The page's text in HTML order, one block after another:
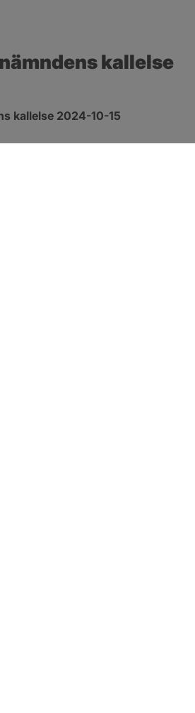
kallelse
kallelse 2024-10-15
208.1 kB, öppnas i nytt fönster.